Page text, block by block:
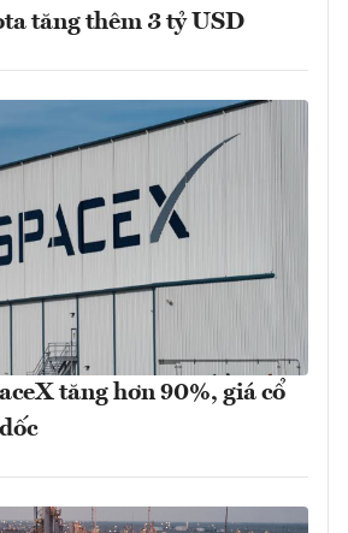
tăng thêm 3 tỷ USD
tăng hơn 90%, giá cổ